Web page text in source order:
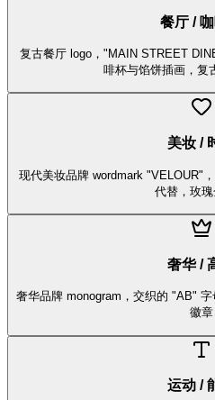
餐厅 /
复古餐厅 logo，"MAIN STREET
啡杯与馅饼插画，复
美妆 /
现代美妆品牌 wordmark "VELOUR"
代替，玫
奢华 /
奢华品牌 monogram，交织的 "AB"
徽章
运动 /